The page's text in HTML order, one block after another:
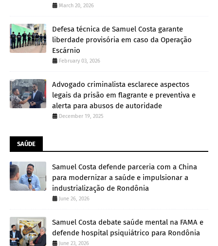
March 20, 2026
Defesa técnica de Samuel Costa garante
liberdade provisória em caso da Operação
Escárnio
February 03, 2026
Advogado criminalista esclarece aspectos
legais da prisão em flagrante e preventiva e
alerta para abusos de autoridade
December 19, 2025
SAÚDE
Samuel Costa defende parceria com a China
para modernizar a saúde e impulsionar a
industrialização de Rondônia
June 26, 2026
Samuel Costa debate saúde mental na FAMA e
defende hospital psiquiátrico para Rondônia
June 23, 2026